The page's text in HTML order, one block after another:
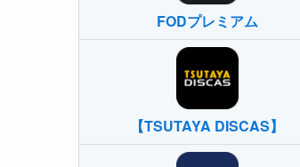
FODプレミアム
【TSUTAYA DISCAS】